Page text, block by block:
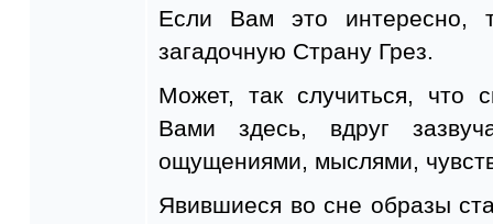
Если Вам это интересно,
загадочную Страну Грез.
Может, так случиться, что
Вами здесь, вдруг
ощущениями, мыслями,
Явившиеся во сне образы